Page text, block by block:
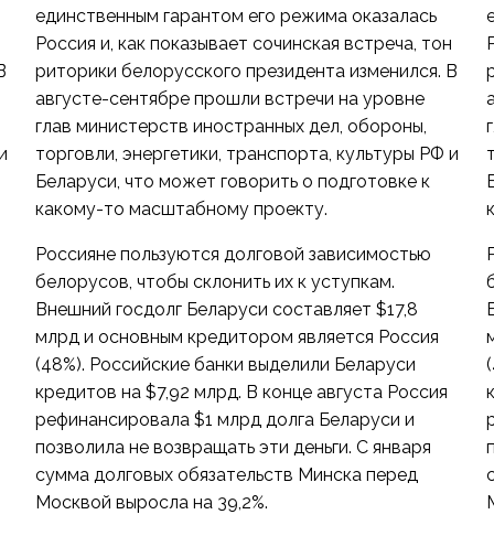
единственным гарантом его режима оказалась
Россия и, как показывает сочинская встреча, тон
риторики белорусского президента изменился. В
августе-сентябре прошли встречи на уровне
глав министерств иностранных дел, обороны,
торговли, энергетики, транспорта, культуры РФ и
Беларуси, что может говорить о подготовке к
какому-то масштабному проекту.
Россияне пользуются долговой зависимостью
белорусов, чтобы склонить их к уступкам.
Внешний госдолг Беларуси составляет $17,8
млрд и основным кредитором является Россия
(48%). Российские банки выделили Беларуси
кредитов на $7,92 млрд. В конце августа Россия
рефинансировала $1 млрд долга Беларуси и
позволила не возвращать эти деньги. С января
сумма долговых обязательств Минска перед
Москвой выросла на 39,2%.